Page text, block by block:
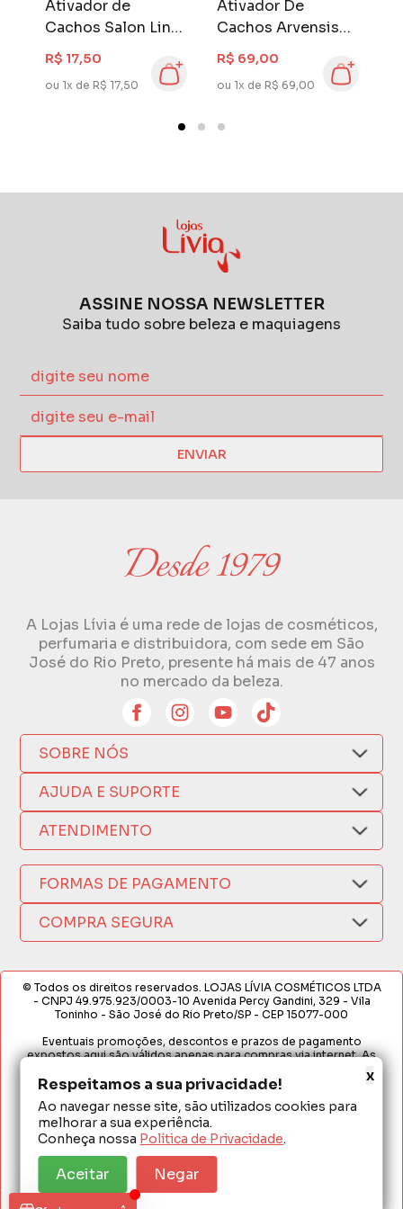
Respeitamos a sua privacidade!
Ao navegar nesse site, são utilizados cookies para
melhorar a sua experiência.
Conheça nossa Política de Privacidade.
Aceitar Negar
x
Ativador de
Cachos Salon Line
S.O.S Cachos Kids
300 ml Hidratação
R$ 17,50
ou 1x de R$ 17,50
Ativador De
Cachos Arvensis
Cachos Naturais
300 ml Cacheados
e Ondulados
R$ 69,00
ou 1x de R$ 69,00
ASSINE NOSSA NEWSLETTER
Saiba tudo sobre beleza e maquiagens
ENVIAR
A Lojas Lívia é uma rede de lojas de cosméticos,
perfumaria e distribuidora, com sede em São
José do Rio Preto, presente há mais de 47 anos
no mercado da beleza.
SOBRE NÓS
Quem Somos
Compra Segura
Como Comprar
Nossas Lojas
Política de Privacidade
AJUDA E SUPORTE
Nosso Aplicativo
Trocas e Devoluções
Formas de Pagamento
Fretes e Entregas
Fabricantes
Termos de Compra e Venda
ATENDIMENTO
(17) 3209-9595
sacweb@lojaslivia.com.br
FORMAS DE PAGAMENTO
COMPRA SEGURA
© Todos os direitos reservados. LOJAS LÍVIA COSMÉTICOS LTDA
- CNPJ 49.975.923/0003-10 Avenida Percy Gandini, 329 - Vila
Toninho - São José do Rio Preto/SP - CEP 15077-000
Eventuais promoções, descontos e prazos de pagamento
expostos aqui são válidos apenas para compras via internet. As
Loja. É proibida a utilização total ou parcial sem nossa autorização.
Em caso de divergência de preços no site, o valor válido é o do
Carrinho de Compras. Preços e condições de pagamento
exclusivos para compras via internet. Ofertas válidas até o
término de nossos estoques para internet. Vendas sujeitas à
análise e confirmação de dados.